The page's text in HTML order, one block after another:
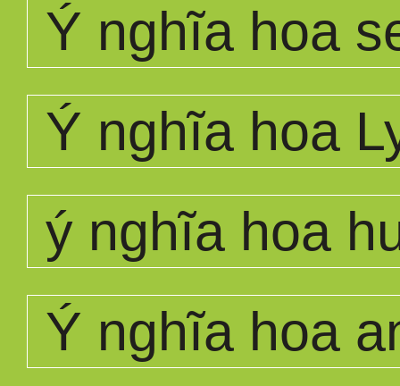
Ý nghĩa hoa
Ý nghĩa hoa
ý nghĩa hoa
Ý nghĩa hoa